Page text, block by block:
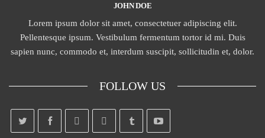
JOHN DOE
Lorem ipsum dolor sit amet, consectetuer adipiscing elit.
Pellentesque ipsum. Vestibulum fermentum tortor id mi. Duis
sapien nunc, commodo et, interdum suscipit, sollicitudin et, dolor.
FOLLOW US